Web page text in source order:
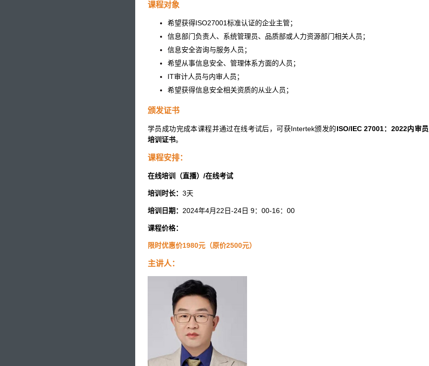
课程对象
希望获得ISO27001标准认证的企业主管；
信息部门负责人、系统管理员、品质部或人力资源部门相关人员；
信息安全咨询与服务人员；
希望从事信息安全、管理体系方面的人员；
IT审计人员与内审人员；
希望获得信息安全相关资质的从业人员；
颁发证书
学员成功完成本课程并通过在线考试后，可获Intertek颁发的ISO/IEC 27001：2022内审员
培训证书。
课程安排：
在线培训（直播）/在线考试
培训时长： 3天
培训日期： 2024年4月22日-24日 9：00-16：00
课程价格：
限时优惠价1980元（原价2500元）
主讲人：